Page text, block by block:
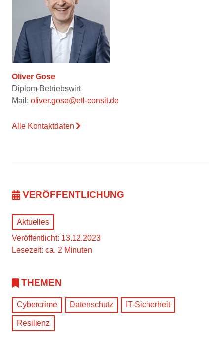
Oliver Gose
Diplom-Betriebswirt
Mail: oliver.gose@etl-consit.de
Alle Kontaktdaten
VERÖFFENTLICHUNG
Aktuelles
Veröffentlicht: 13.12.2023
Lesezeit: ca. 2 Minuten
THEMEN
Cybercrime Datenschutz IT-Sicherheit
Resilienz